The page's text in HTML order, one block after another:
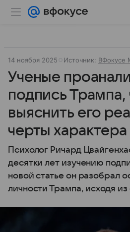
14 ноября 2025 Источник: ВФокусе
Ученые
подпись Трампа,
выяснить его
черты характера
Психолог Ричард
десятки лет изучению
новой статье он разобрал
личности Трампа, исходя из